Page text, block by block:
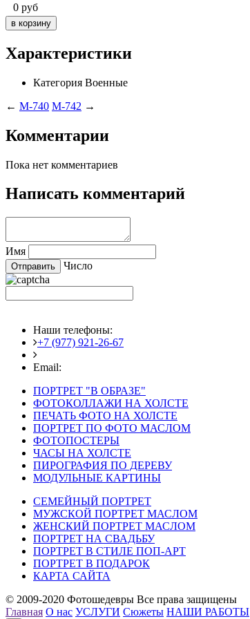
0 руб
Характеристики
Категория Военные
← M-740 M-742 →
Комментарии
Пока нет комментариев
Написать комментарий
Имя
Число
Наши телефоны:
+7 (977) 921-26-67
Email:
ПОРТРЕТ "В ОБРАЗЕ"
ФОТОКОЛЛАЖИ НА ХОЛСТЕ
ПЕЧАТЬ ФОТО НА ХОЛСТЕ
ПОРТРЕТ ПО ФОТО МАСЛОМ
ФОТОПОСТЕРЫ
ЧАСЫ НА ХОЛСТЕ
ПИРОГРАФИЯ ПО ДЕРЕВУ
МОДУЛЬНЫЕ КАРТИНЫ
СЕМЕЙНЫЙ ПОРТРЕТ
МУЖСКОЙ ПОРТРЕТ МАСЛОМ
ЖЕНСКИЙ ПОРТРЕТ МАСЛОМ
ПОРТРЕТ НА СВАДЬБУ
ПОРТРЕТ В СТИЛЕ ПОП-АРТ
ПОРТРЕТ В ПОДАРОК
КАРТА САЙТА
© 2009-2020 Фотошедевры Все права защищены
Главная О нас УСЛУГИ Сюжеты НАШИ РАБОТЫ